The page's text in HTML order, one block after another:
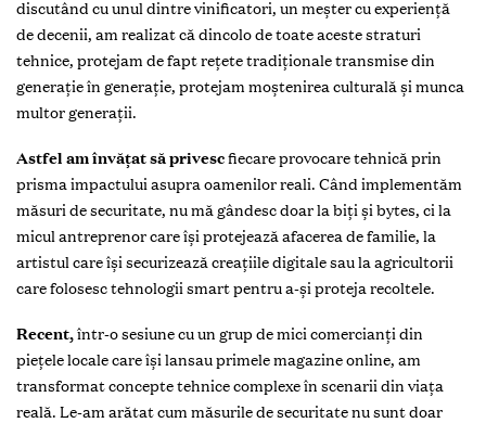
discutând cu unul dintre vinificatori, un meșter cu experiență
de decenii, am realizat că dincolo de toate aceste straturi
tehnice, protejam de fapt rețete tradiționale transmise din
generație în generație, protejam moștenirea culturală și munca
multor generații.
Astfel am învățat să privescfiecare provocare tehnică prin
prisma impactului asupra oamenilor reali. Când implementăm
măsuri de securitate, nu mă gândesc doar la biți și bytes, ci la
micul antreprenor care își protejează afacerea de familie, la
artistul care își securizează creațiile digitale sau la agricultorii
care folosesc tehnologii smart pentru a-și proteja recoltele.
Recent,într-o sesiune cu un grup de mici comercianți din
piețele locale care își lansau primele magazine online, am
transformat concepte tehnice complexe în scenarii din viața
reală. Le-am arătat cum măsurile de securitate nu sunt doar